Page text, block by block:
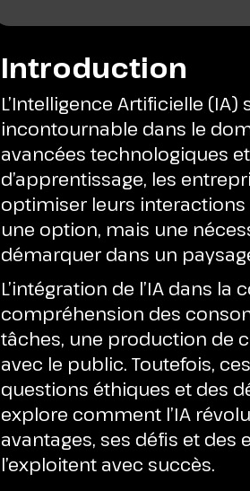
Introduction
L’Intelligence Artificielle
incontournable dans le
avancées technologiques
d’apprentissage, les
optimiser leurs interactions
une option, mais une
démarquer dans un
L’intégration de l’IA dans
compréhension des
tâches, une production de
avec le public. Toutefois,
questions éthiques et des
explore comment l’IA
avantages, ses défis et
l’exploitent avec succès.